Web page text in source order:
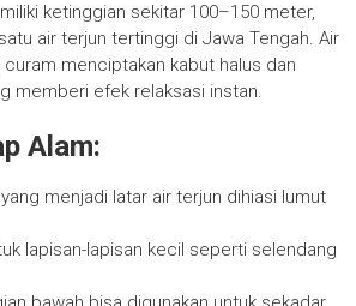
ketinggian sekitar 100–150 meter,
air terjun tertinggi di Jawa Tengah. Air
menciptakan kabut halus dan
memberi efek relaksasi instan.
Alam:
menjadi latar air terjun dihiasi lumut
lapisan-lapisan kecil seperti selendang